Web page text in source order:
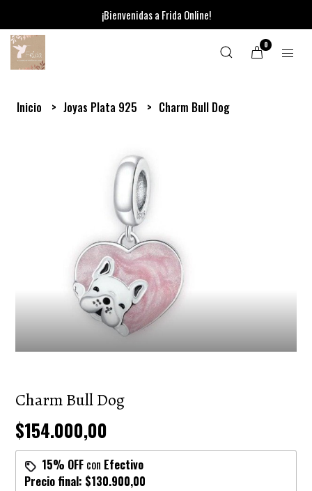
¡Bienvenidas a Frida Online!
0
Inicio Joyas Plata 925 Charm Bull Dog
Charm Bull Dog
$154.000,00
15% OFF con Efectivo
Precio final: $130.900,00